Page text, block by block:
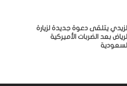
الزيدي يتلقى دعوة جديدة لزيارة
الرياض بعد الضربات الأميركية
السعودية